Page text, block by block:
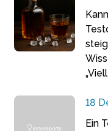
18
Ein